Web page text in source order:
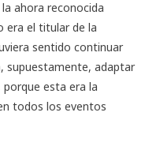
ahora reconocida
era el titular de la
sentido continuar
supuestamente, adaptar
esta era la
todos los eventos